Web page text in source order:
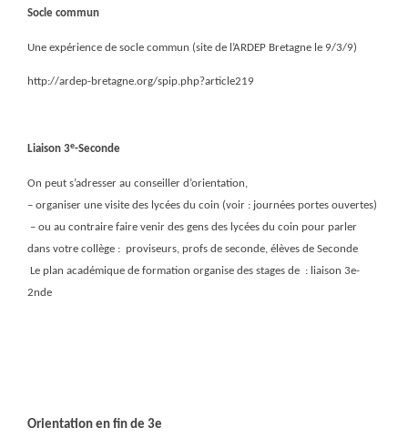
Socle commun
Une expérience de socle commun (site de l’ARDEP Bretagne le 9/3/9)
http://ardep-bretagne.org/spip.php?article219
Liaison 3e-Seconde
On peut s’adresser au conseiller d’orientation,
– organiser une visite des lycées du coin (voir : journées portes ouvertes)
– ou au contraire faire venir des gens des lycées du coin pour parler
dans votre collège : proviseurs, profs de seconde, élèves de Seconde
Le plan académique de formation organise des stages de : liaison 3e-
2nde
Orientation en fin de 3e